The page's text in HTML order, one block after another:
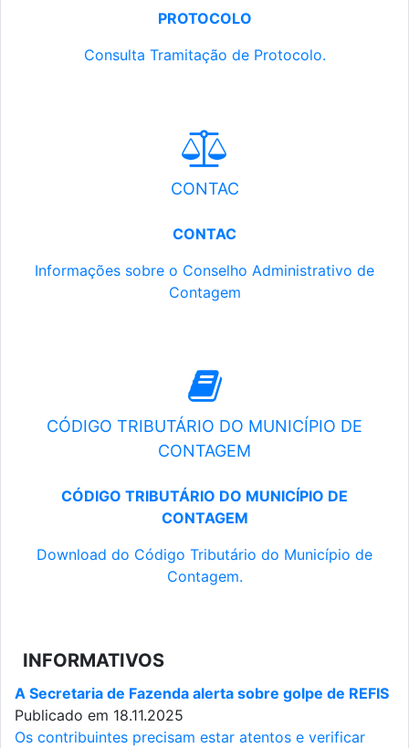
PROTOCOLO
Consulta Tramitação de Protocolo.
CONTAC
CONTAC
Informações sobre o Conselho Administrativo de
Contagem
CÓDIGO TRIBUTÁRIO DO MUNICÍPIO DE
CONTAGEM
CÓDIGO TRIBUTÁRIO DO MUNICÍPIO DE
CONTAGEM
Download do Código Tributário do Município de
Contagem.
INFORMATIVOS
A Secretaria de Fazenda alerta sobre golpe de REFIS
Publicado em 18.11.2025
Os contribuintes precisam estar atentos e verificar